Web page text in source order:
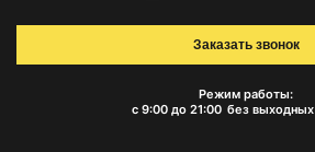
Режим работы:
с 9:00 до 21:00 без выходных
Заказать звонок